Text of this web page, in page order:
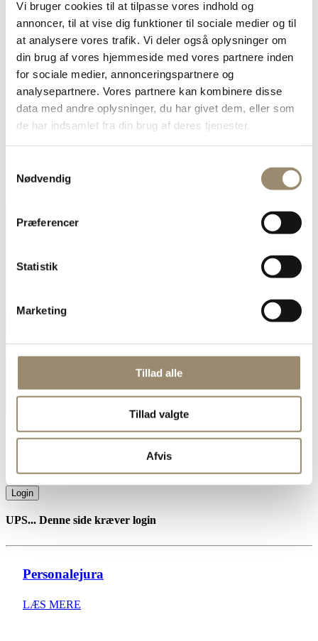
Vi bruger cookies til at tilpasse vores indhold og
annoncer, til at vise dig funktioner til sociale medier og til
at analysere vores trafik. Vi deler også oplysninger om
din brug af vores hjemmeside med vores partnere inden
for sociale medier, annonceringspartnere og
analysepartnere. Vores partnere kan kombinere disse
data med andre oplysninger, du har givet dem, eller som
de har indsamlet fra din brug af deres tjenester.
Nødvendig
Præferencer
Statistik
Marketing
Tillad alle
Tillad valgte
Afvis
Arkiv
Forlag og Webshop
Kontakt Grønt Miljø
Om Grønt Miljø
Særtryk
Login
Find anlægsgartner
Registrering af arbejdstid
Login
UPS... Denne side kræver login
Personalejura
LÆS MERE